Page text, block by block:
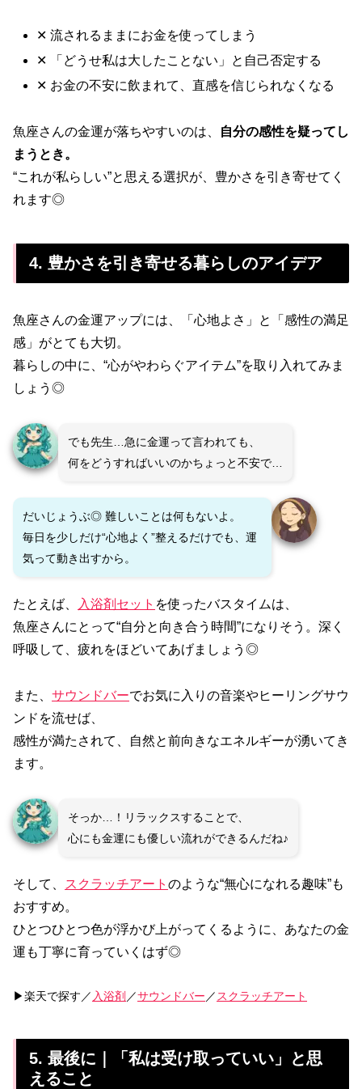
✕ 流されるままにお金を使ってしまう
✕ 「どうせ私は大したことない」と自己否定する
✕ お金の不安に飲まれて、直感を信じられなくなる
魚座さんの金運が落ちやすいのは、
自分の感性を疑ってし
まうとき。
“これが私らしい”と思える選択が、豊かさを引き寄せてく
れます◎
4. 豊かさを引き寄せる暮らしのアイデア
魚座さんの金運アップには、「心地よさ」と「感性の満足
感」がとても大切。
暮らしの中に、“心がやわらぐアイテム”を取り入れてみま
しょう◎
でも先生…急に金運って言われても、
何をどうすればいいのかちょっと不安で…
だいじょうぶ◎ 難しいことは何もないよ。
毎日を少しだけ“心地よく”整えるだけでも、運
気って動き出すから。
たとえば、 入浴剤セット を使ったバスタイムは、
魚座さんにとって“自分と向き合う時間”になりそう。深く
呼吸して、疲れをほどいてあげましょう◎
また、 サウンドバーでお気に入りの音楽やヒーリングサウ
ンドを流せば、
感性が満たされて、自然と前向きなエネルギーが湧いてき
ます。
そっか…！リラックスすることで、
心にも金運にも優しい流れができるんだね♪
そして、 スクラッチアート のような“無心になれる趣味”も
おすすめ。
ひとつひとつ色が浮かび上がってくるように、あなたの金
運も丁寧に育っていくはず◎
▶楽天で探す／ 入浴剤 ／サウンドバー／スクラッチアート
5. 最後に｜「私は受け取っていい」と思
えること